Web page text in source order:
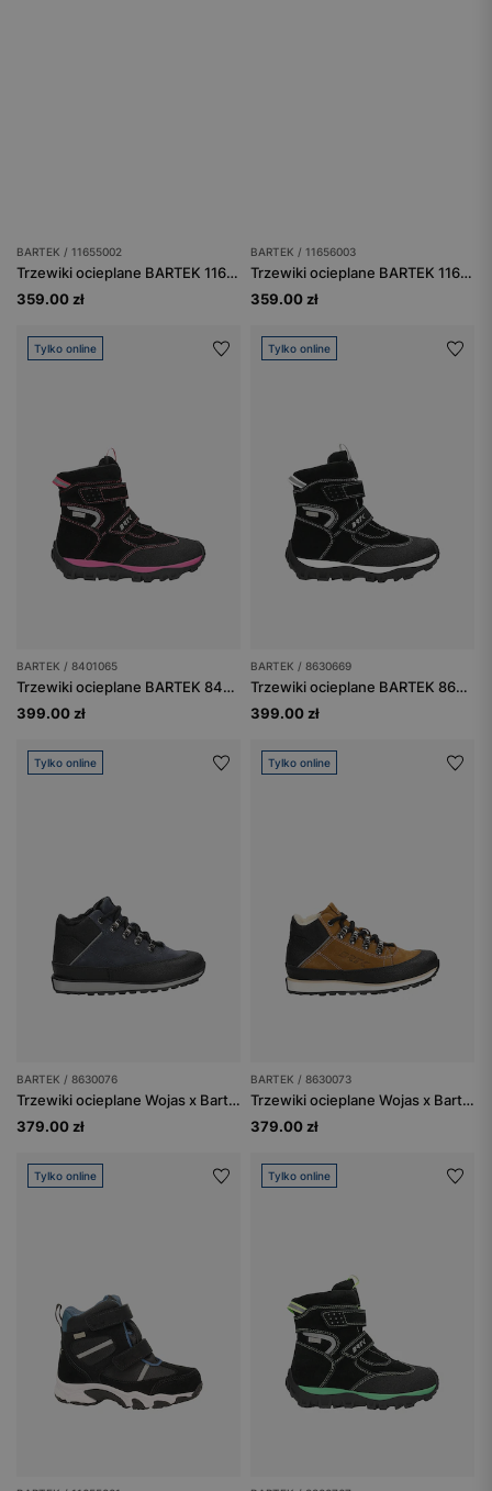
BARTEK / 11655002
Trzewiki ocieplane BARTEK 11655002, granatowy
359.00 zł
BARTEK / 11656003
Trzewiki ocieplane BARTEK 11656003, granatowy
359.00 zł
Tylko online
BARTEK / 8401065
Trzewiki ocieplane BARTEK 84010-65, czarno-różowe
399.00 zł
Tylko online
BARTEK / 8630669
Trzewiki ocieplane BARTEK 86306-69, czarno-białe
399.00 zł
Tylko online
BARTEK / 8630076
Trzewiki ocieplane Wojas x Bartek 8630076, dla chłopców, granatowo-czarny
379.00 zł
Tylko online
BARTEK / 8630073
Trzewiki ocieplane Wojas x Bartek 8630073, dla chłopców, brązowy
379.00 zł
Tylko online Tylko online